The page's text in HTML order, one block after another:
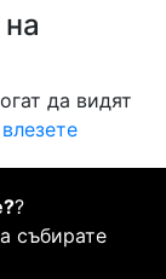
да видят
?
събирате